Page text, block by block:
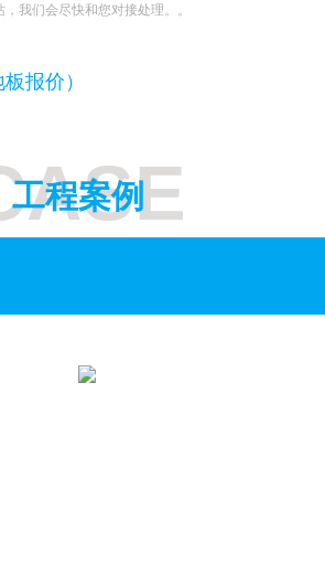
我们会尽快和您对接处理。。
报价）
工程案例